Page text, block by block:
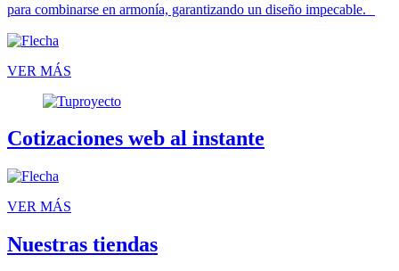
para combinarse en armonía, garantizando un diseño impecable.
VER MÁS
Cotizaciones web al instante
VER MÁS
Nuestras tiendas